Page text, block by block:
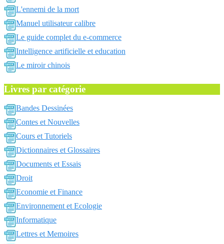
L'ennemi de la mort
Manuel utilisateur calibre
Le guide complet du e-commerce
Intelligence artificielle et education
Le miroir chinois
Livres par catégorie
Bandes Dessinées
Contes et Nouvelles
Cours et Tutoriels
Dictionnaires et Glossaires
Documents et Essais
Droit
Economie et Finance
Environnement et Ecologie
Informatique
Lettres et Memoires